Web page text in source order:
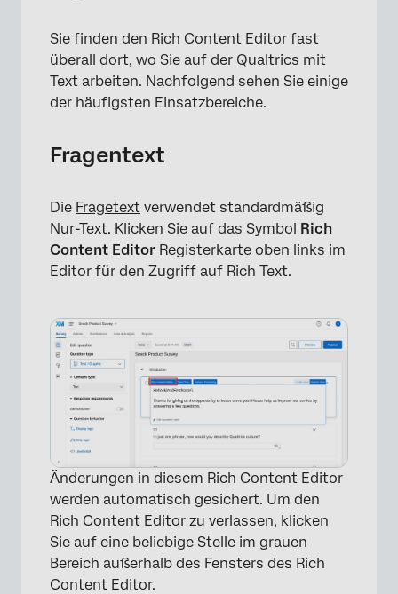
Sie finden den Rich Content Editor fast
überall dort, wo Sie auf der Qualtrics mit
Text arbeiten. Nachfolgend sehen Sie einige
der häufigsten Einsatzbereiche.
Fragentext
Die Fragetext verwendet standardmäßig
Nur-Text. Klicken Sie auf das Symbol Rich
Content Editor Registerkarte oben links im
Editor für den Zugriff auf Rich Text.
Änderungen in diesem Rich Content Editor
werden automatisch gesichert. Um den
Rich Content Editor zu verlassen, klicken
Sie auf eine beliebige Stelle im grauen
Bereich außerhalb des Fensters des Rich
Content Editor.